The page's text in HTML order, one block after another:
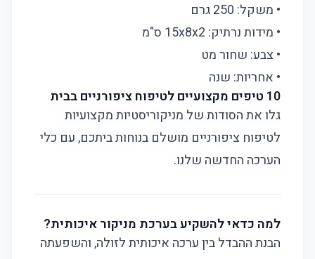
• משקל: 250 גרם
• מידות נרתיק: 15x8x2 ס"מ
• צבע: שחור מט
• אחריות: שנה
10 טיפים מקצועיים לטיפוח ציפורניים בבית
גלו את הסודות של מניקוריסטיות מקצועיות
לטיפוח ציפורניים מושלם בנוחות ביתכם, עם כלי
הערכה החדשה שלנו.
למה כדאי להשקיע בערכת מניקור איכותית?
הבנת ההבדל בין ערכה איכותית לזולה, והשפעתה